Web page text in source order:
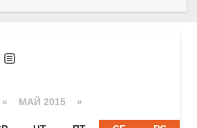
« МАЙ 2015 »